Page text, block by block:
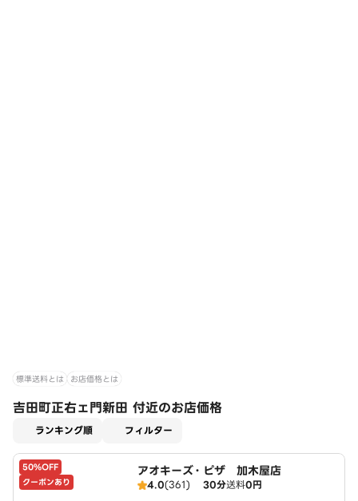
標準送料とは お店価格とは
吉田町正右ェ門新田 付近のお店価格
ランキング順 フィルター
50%OFF
クーポンあり
アオキーズ・ピザ 加木屋店
4.0(361) 30分送料0円